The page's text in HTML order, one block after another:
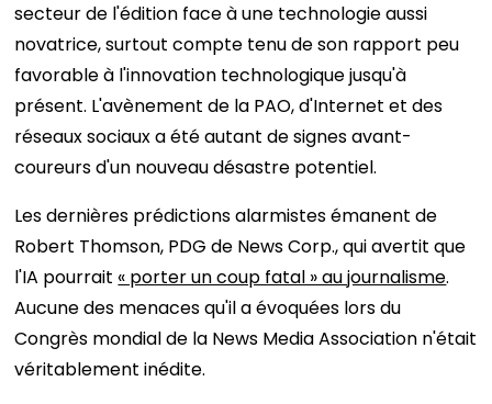
secteur de l'édition face à une technologie aussi
novatrice, surtout compte tenu de son rapport peu
favorable à l'innovation technologique jusqu'à
présent. L'avènement de la PAO, d'Internet et des
réseaux sociaux a été autant de signes avant-
coureurs d'un nouveau désastre potentiel.
Les dernières prédictions alarmistes émanent de
Robert Thomson, PDG de News Corp., qui avertit que
l'IA pourrait « porter un coup fatal » au journalisme.
Aucune des menaces qu'il a évoquées lors du
Congrès mondial de la News Media Association n'était
véritablement inédite.